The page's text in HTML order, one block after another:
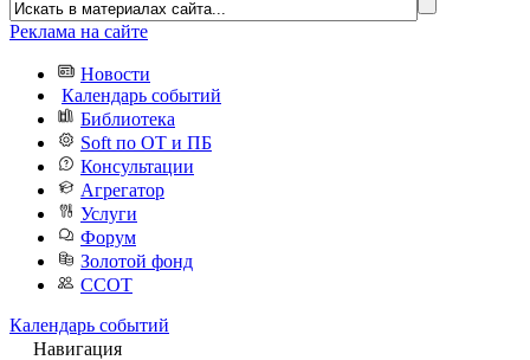
Реклама на сайте
Новости
Календарь событий
Библиотека
Soft по ОТ и ПБ
Консультации
Агрегатор
Услуги
Форум
Золотой фонд
ССОТ
Календарь событий
Навигация